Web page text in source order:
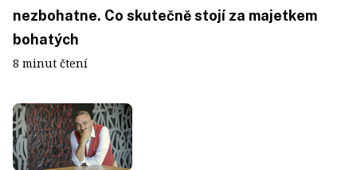
nezbohatne. Co skutečně stojí za majetkem
bohatých
8 minut čtení